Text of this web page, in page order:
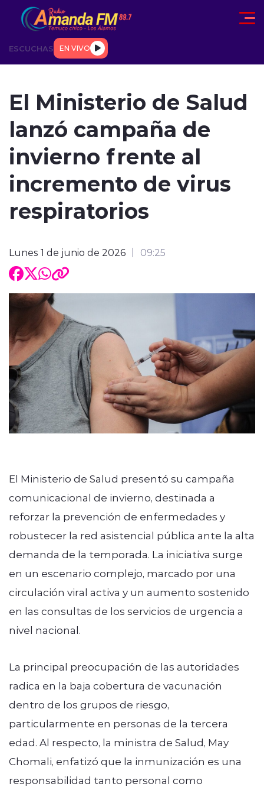
Click acá para ir directamente al contenido
ESCUCHAS EN VIVO
TENDENCIAS DEPORTESINTERNACIONAL
modo claro
El Ministerio de Salud
lanzó campaña de
invierno frente al
incremento de virus
respiratorios
Lunes 1 de junio de 2026 09:25
El Ministerio de Salud presentó su campaña
comunicacional de invierno, destinada a
reforzar la prevención de enfermedades y
robustecer la red asistencial pública ante la alta
demanda de la temporada. La iniciativa surge
en un escenario complejo, marcado por una
circulación viral activa y un aumento sostenido
en las consultas de los servicios de urgencia a
nivel nacional.
La principal preocupación de las autoridades
radica en la baja cobertura de vacunación
dentro de los grupos de riesgo,
particularmente en personas de la tercera
edad. Al respecto, la ministra de Salud, May
Chomali, enfatizó que la inmunización es una
responsabilidad tanto personal como